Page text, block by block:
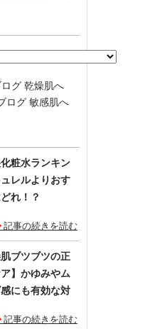
粧水ランキン
レルよりおす
れ！？
記事の続きを読む
肌ブツブツの正
】かゆみやム
にも有効な対
記事の続きを読む